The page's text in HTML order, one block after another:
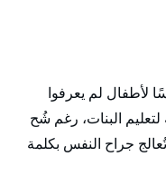
لأطفال لم يعرفوا
البنات، رغم شُح
جراح النفس بكلمة